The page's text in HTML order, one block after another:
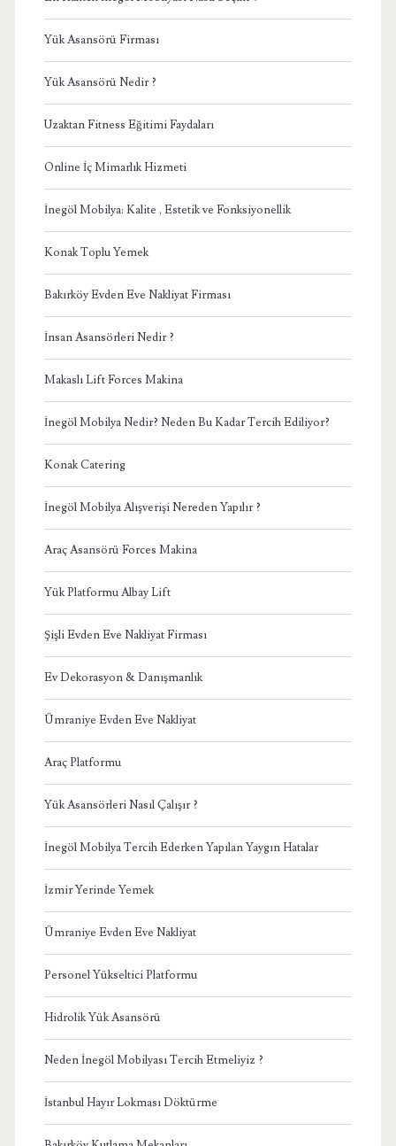
Yük Asansörü Firması
Yük Asansörü Nedir ?
Uzaktan Fitness Eğitimi Faydaları
Online İç Mimarlık Hizmeti
İnegöl Mobilya: Kalite , Estetik ve Fonksiyonellik
Konak Toplu Yemek
Bakırköy Evden Eve Nakliyat Firması
İnsan Asansörleri Nedir ?
Makaslı Lift Forces Makina
İnegöl Mobilya Nedir? Neden Bu Kadar Tercih Ediliyor?
Konak Catering
İnegöl Mobilya Alışverişi Nereden Yapılır ?
Araç Asansörü Forces Makina
Yük Platformu Albay Lift
Şişli Evden Eve Nakliyat Firması
Ev Dekorasyon & Danışmanlık
Ümraniye Evden Eve Nakliyat
Araç Platformu
Yük Asansörleri Nasıl Çalışır ?
İnegöl Mobilya Tercih Ederken Yapılan Yaygın Hatalar
İzmir Yerinde Yemek
Ümraniye Evden Eve Nakliyat
Personel Yükseltici Platformu
Hidrolik Yük Asansörü
Neden İnegöl Mobilyası Tercih Etmeliyiz ?
İstanbul Hayır Lokması Döktürme